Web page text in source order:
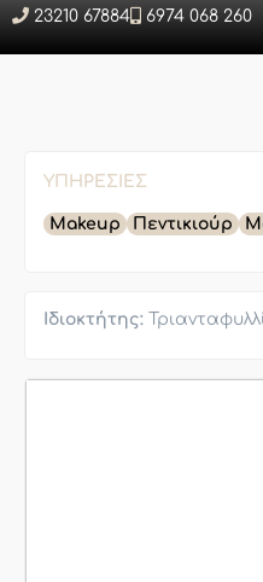
23210 67884
6974 068 260
ΥΠΗΡΕΣΊΕΣ
Makeup Πεντικιούρ
Ιδιοκτήτης: